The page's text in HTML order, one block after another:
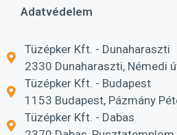
Adatvédelem
Tüzépker Kft. - Dunaharaszti
2330 Dunaharaszti, Némedi
Tüzépker Kft. - Budapest
1153 Budapest, Pázmány
Tüzépker Kft. - Dabas